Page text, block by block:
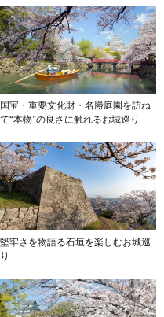
国宝・重要文化財・名勝庭園を訪ね
て“本物”の良さに触れるお城巡り
堅牢さを物語る石垣を楽しむお城巡
り